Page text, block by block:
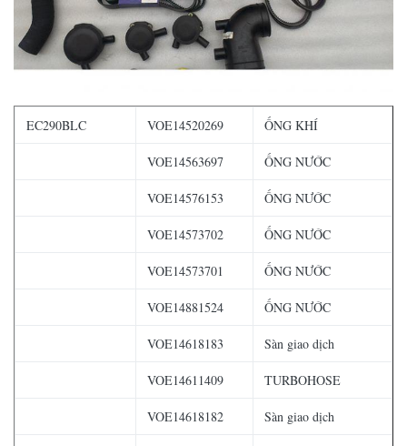
EC290BLC VOE14520269 ỐNG KHÍ
VOE14563697 ỐNG NƯỚC
VOE14576153 ỐNG NƯỚC
VOE14573702 ỐNG NƯỚC
VOE14573701 ỐNG NƯỚC
VOE14881524 ỐNG NƯỚC
VOE14618183 Sàn giao dịch
VOE14611409 TURBOHOSE
VOE14618182 Sàn giao dịch